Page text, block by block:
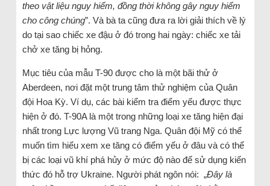
theo vật liệu nguy hiểm, đồng thời không gây nguy hiểm
cho công chúng”. Và bà ta cũng đưa ra lời giải thích về lý
do tại sao chiếc xe đậu ở đó trong hai ngày: chiếc xe tải
chở xe tăng bị hỏng.
Mục tiêu của mẫu T-90 được cho là một bãi thử ở
Aberdeen, nơi đặt một trung tâm thử nghiệm của Quân
đội Hoa Kỳ. Ví dụ, các bài kiểm tra điểm yếu được thực
hiện ở đó. T-90A là một trong những loại xe tăng hiện đại
nhất trong Lực lượng Vũ trang Nga. Quân đội Mỹ có thể
muốn tìm hiểu xem xe tăng có điểm yếu ở đâu và có thể
bị các loại vũ khí phá hủy ở mức độ nào để sử dụng kiến ​​
thức đó hỗ trợ Ukraine. Người phát ngôn nói: „Đây là